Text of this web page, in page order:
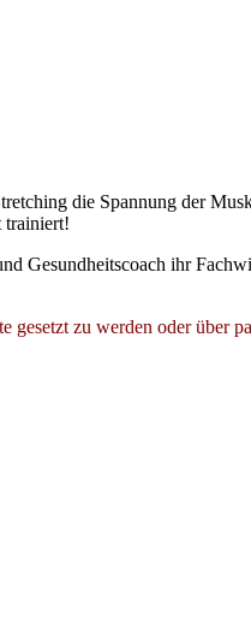
die Spannung der
trainiert!
Gesundheitscoach ihr
gesetzt zu werden oder über